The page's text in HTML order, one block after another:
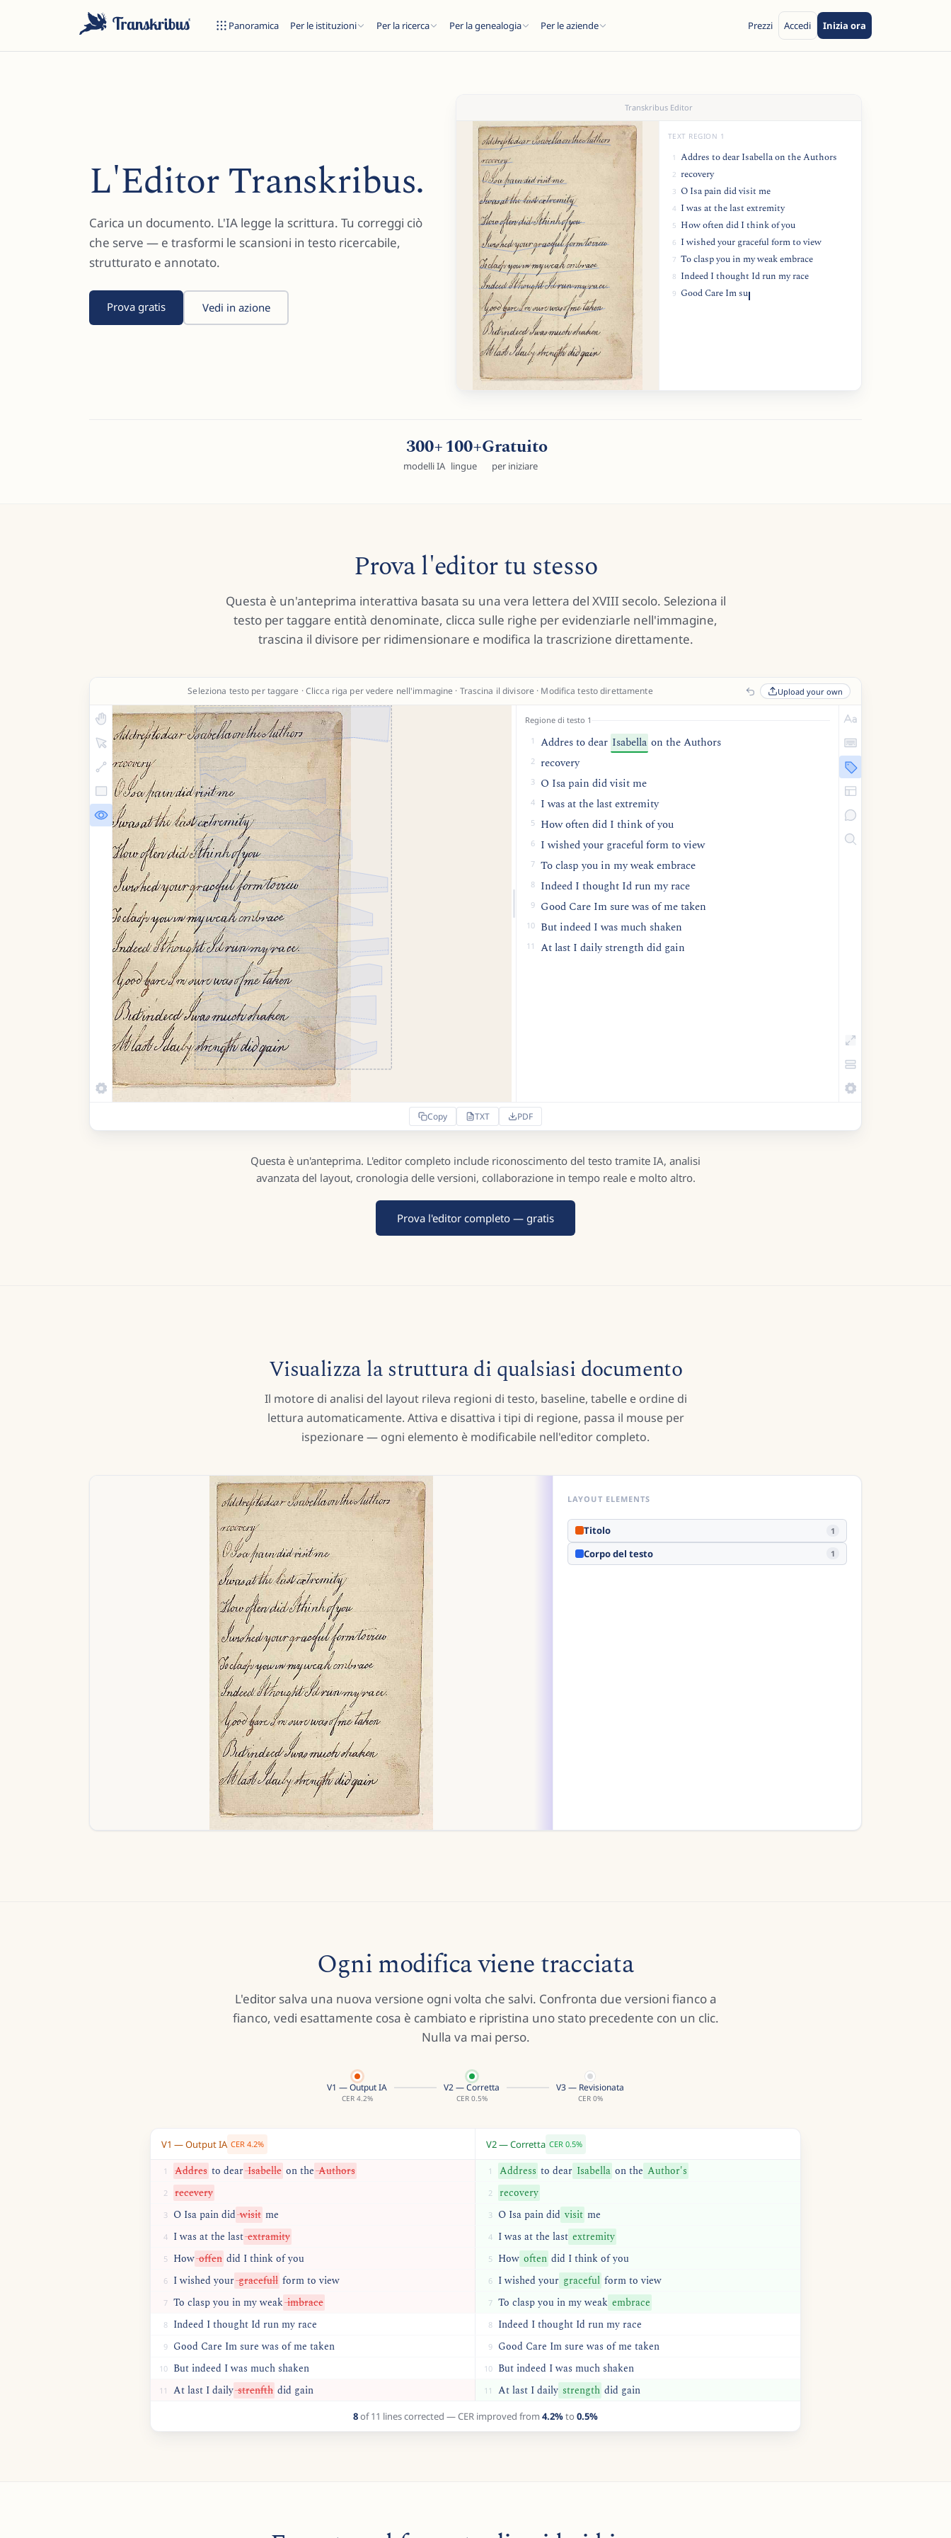
Panoramica Per le istituzioni Per la ricerca Per la genealogia Per le aziende Prezzi Accedi Inizia ora
Inizia a digitare per cercare tra modelli, sites e articoli del blog...
L'Editor Transkribus.
Carica un documento. L'IA legge la scrittura. Tu correggi ciò
che serve — e trasformi le scansioni in testo ricercabile,
strutturato e annotato.
Prova gratis Vedi in azione
Transkribus Editor
TEXT REGION 1
1 Addres to dear Isabella on the Authors
2 recovery
3 O Isa pain did visit me
4 I was at the last extremity
5 How often did I think of you
6 I wished your graceful form to view
7 To clasp you in my weak embrace
8 Indeed I thought Id run my race
9 Good Care Im sure was of me taken
300+
modelli IA
100+
lingue
Gratuito
per iniziare
Prova l'editor tu stesso
Questa è un'anteprima interattiva basata su una vera lettera del XVIII secolo. Seleziona il
testo per taggare entità denominate, clicca sulle righe per evidenziarle nell'immagine,
trascina il divisore per ridimensionare e modifica la trascrizione direttamente.
Seleziona testo per taggare · Clicca riga per vedere nell'immagine · Trascina il divisore · Modifica testo direttamente Upload your own
Regione di testo 1
1
Addres to dear Isabella on the Authors
2 recovery
3 O Isa pain did visit me
4 I was at the last extremity
5 How often did I think of you
6 I wished your graceful form to view
7 To clasp you in my weak embrace
8 Indeed I thought Id run my race
9 Good Care Im sure was of me taken
10 But indeed I was much shaken
11 At last I daily strength did gain
Copy TXT PDF
Questa è un'anteprima. L'editor completo include riconoscimento del testo tramite IA, analisi
avanzata del layout, cronologia delle versioni, collaborazione in tempo reale e molto altro.
Prova l'editor completo — gratis
Visualizza la struttura di qualsiasi documento
Il motore di analisi del layout rileva regioni di testo, baseline, tabelle e ordine di
lettura automaticamente. Attiva e disattiva i tipi di regione, passa il mouse per
ispezionare — ogni elemento è modificabile nell'editor completo.
LAYOUT ELEMENTS
Titolo 1
Corpo del testo 1
Ogni modifica viene tracciata
L'editor salva una nuova versione ogni volta che salvi. Confronta due versioni fianco a
fianco, vedi esattamente cosa è cambiato e ripristina uno stato precedente con un clic.
Nulla va mai perso.
V1 — Output IA
CER 4.2%
V2 — Corretta
CER 0.5%
V3 — Revisionata
CER 0%
V1 — Output IA CER 4.2% V2 — Corretta CER 0.5%
1 Addres to dear Isabelle onthe Authors 1 Address to dear Isabella onthe Author's
2 recevery 2 recovery
3 O Isa paindid wisit me 3 O Isa paindid visit me
4 Iwas atthe last extramity 4 Iwas atthe last extremity
5 How offen did Ithinkofyou 5 How often did Ithinkofyou
6 Iwished your gracefull formto view 6 Iwished your graceful formto view
7 To claspyou inmyweak imbrace 7 To claspyou inmyweak embrace
8 Indeed I thought Id run my race 8 Indeed I thought Id run my race
9 Good Care Im sure was of me taken 9 Good Care Im sure was of me taken
10 But indeed I was much shaken 10 But indeed I was much shaken
11 Atlast Idaily strenfth did gain 11 Atlast Idaily strength did gain
8of11 lines corrected — CER improved from 4.2%to 0.5%